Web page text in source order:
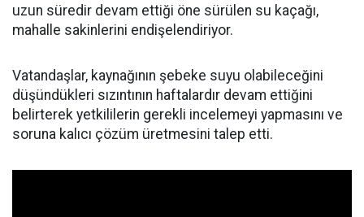
uzun süredir devam ettiği öne sürülen su kaçağı,
mahalle sakinlerini endişelendiriyor.
Vatandaşlar, kaynağının şebeke suyu olabileceğini
düşündükleri sızıntının haftalardır devam ettiğini
belirterek yetkililerin gerekli incelemeyi yapmasını ve
soruna kalıcı çözüm üretmesini talep etti.